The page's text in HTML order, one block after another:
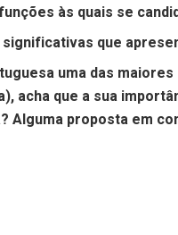
às quais se
que
uma das
acha que a sua
Alguma proposta em